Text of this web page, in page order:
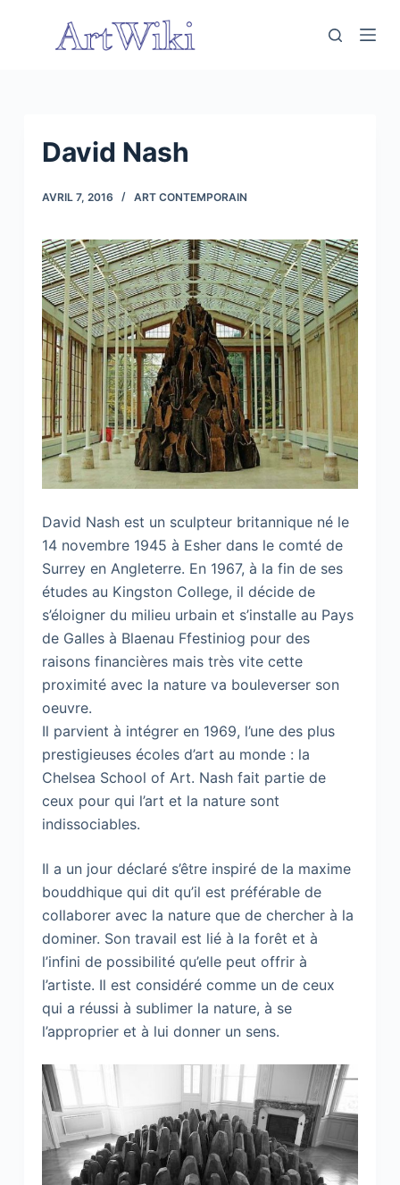
David Nash
AVRIL 7, 2016 ART CONTEMPORAIN
David Nash est un sculpteur britannique né le
14 novembre 1945 à Esher dans le comté de
Surrey en Angleterre. En 1967, à la fin de ses
études au Kingston College, il décide de
s’éloigner du milieu urbain et s’installe au Pays
de Galles à Blaenau Ffestiniog pour des
raisons financières mais très vite cette
proximité avec la nature va bouleverser son
oeuvre.
Il parvient à intégrer en 1969, l’une des plus
prestigieuses écoles d’art au monde : la
Chelsea School of Art. Nash fait partie de
ceux pour qui l’art et la nature sont
indissociables.
Il a un jour déclaré s’être inspiré de la maxime
bouddhique qui dit qu’il est préférable de
collaborer avec la nature que de chercher à la
dominer. Son travail est lié à la forêt et à
l’infini de possibilité qu’elle peut offrir à
l’artiste. Il est considéré comme un de ceux
qui a réussi à sublimer la nature, à se
l’approprier et à lui donner un sens.